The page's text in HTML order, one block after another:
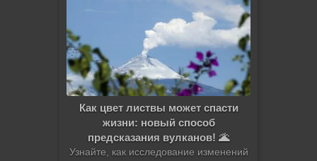
Как цвет листвы может спасти
жизни: новый способ
предсказания вулканов! 🌋
Узнайте, как исследование изменений